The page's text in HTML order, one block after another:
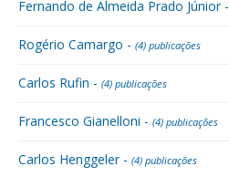
Fernando de Almeida Prado Júnior -
Rogério Camargo - (4) publicações
Carlos Rufin - (4) publicações
Francesco Gianelloni - (4) publicações
Carlos Henggeler - (4) publicações